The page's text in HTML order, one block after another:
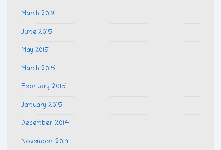
March 2018
June 2015
May 2015
March 2015
February 2015
January 2015
December 2014
November 2014